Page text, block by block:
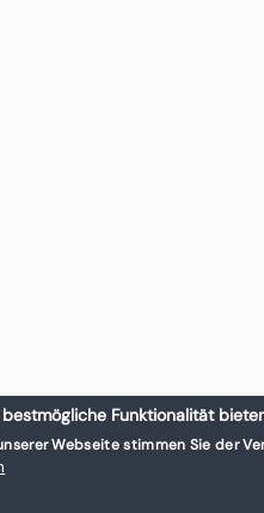
Funktionalität
Webseite stimmen Sie der